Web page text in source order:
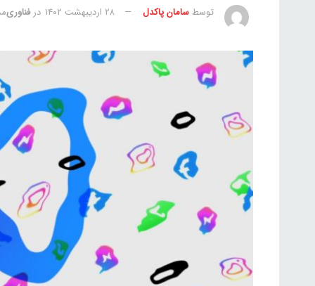
توسط سامان پاکدل ۲۸ اردیبهشت ۱۴۰۲ در فناوری